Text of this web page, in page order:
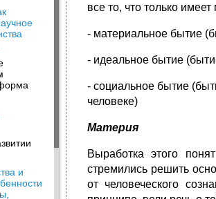
и
все то, что только
- материальное бытие
- идеальное бытие
- социальное бытие
человеке)
Материя
Выработка этого
стремились решить
от человеческого